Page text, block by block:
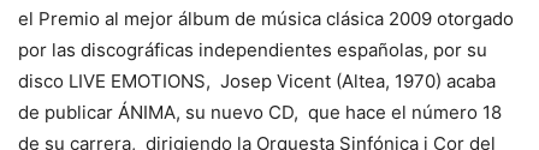
el Premio al mejor álbum de música clásica 2009 otorgado
por las discográficas independientes españolas, por su
disco LIVE EMOTIONS, Josep Vicent (Altea, 1970) acaba
de publicar ÁNIMA, su nuevo CD, que hace el número 18
de su carrera, dirigiendo la Orquesta Sinfónica i Cor del